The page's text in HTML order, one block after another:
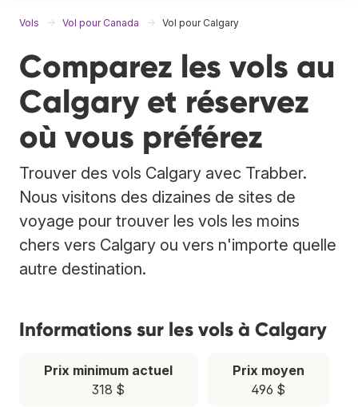
Vols Vol pour Canada Vol pour Calgary
Comparez les vols au
Calgary et réservez
où vous préférez
Trouver des vols Calgary avec Trabber.
Nous visitons des dizaines de sites de
voyage pour trouver les vols les moins
chers vers Calgary ou vers n'importe quelle
autre destination.
Informations sur les vols à Calgary
Prix minimum actuel
318 $
Prix moyen
496 $